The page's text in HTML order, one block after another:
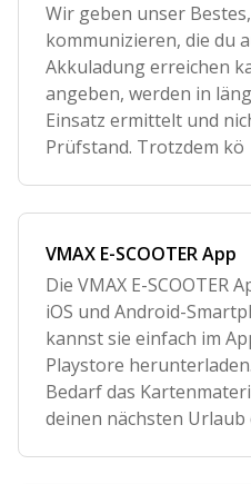
Wir geben unser
kommunizieren, die du
Akkuladung erreichen
angeben, werden in
Einsatz ermittelt und
Prüfstand. Trotzdem kö
VMAX E-SCOOTER App
Die VMAX E-SCOOTER
iOS und Android-
kannst sie einfach im
Playstore
Bedarf das
deinen nächsten Urlaub